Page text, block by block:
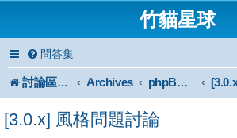
竹貓星球
問答集
討論區首頁 Archives phpBB 3.0.x Forum Archive
[3.0.x] 風格問題討論